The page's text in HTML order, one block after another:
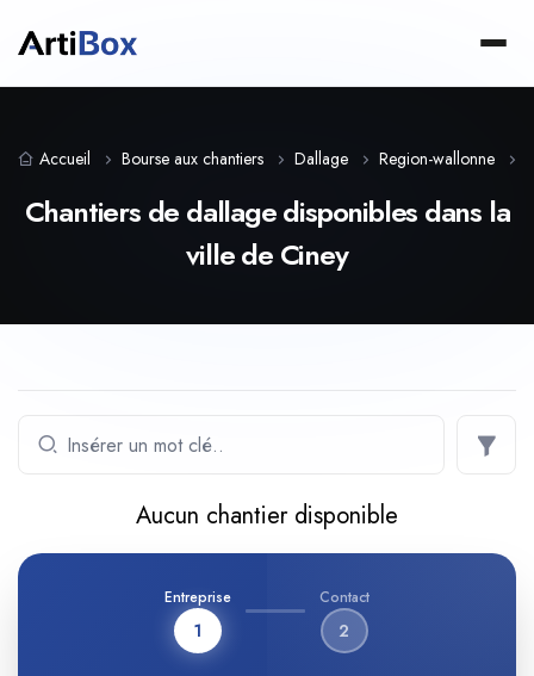
Accueil Bourse aux chantiers Dallage Region-wallonne
Chantiers de dallage disponibles dans la
ville de Ciney
Aucun chantier disponible
Entreprise
1
Contact
2